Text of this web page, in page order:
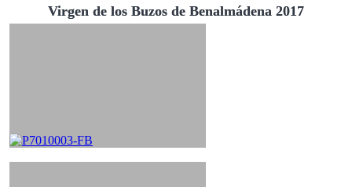
Virgen de los Buzos de Benalmádena 2017